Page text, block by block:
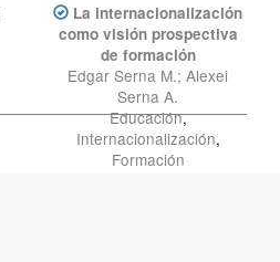
La internacionalización
como visión prospectiva
de formación
Edgar Serna M.; Alexei
Serna A.
Educación,
Internacionalización,
Formación